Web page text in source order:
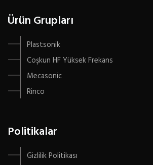
Ürün Grupları
Plastsonik
Coşkun HF Yüksek Frekans
Mecasonic
Rinco
Politikalar
Gizlilik Politikası